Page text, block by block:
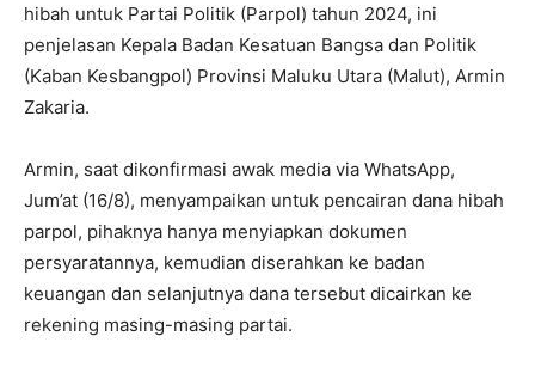
hibah untuk Partai Politik (Parpol) tahun 2024, ini
penjelasan Kepala Badan Kesatuan Bangsa dan Politik
(Kaban Kesbangpol) Provinsi Maluku Utara (Malut), Armin
Zakaria.
Armin, saat dikonfirmasi awak media via WhatsApp,
Jum’at (16/8), menyampaikan untuk pencairan dana hibah
parpol, pihaknya hanya menyiapkan dokumen
persyaratannya, kemudian diserahkan ke badan
keuangan dan selanjutnya dana tersebut dicairkan ke
rekening masing-masing partai.